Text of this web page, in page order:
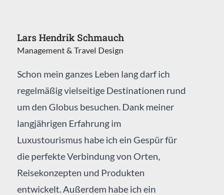
Lars Hendrik Schmauch
Management & Travel Design
Schon mein ganzes Leben lang darf ich
regelmäßig vielseitige Destinationen rund
um den Globus besuchen. Dank meiner
langjährigen Erfahrung im
Luxustourismus habe ich ein Gespür für
die perfekte Verbindung von Orten,
Reisekonzepten und Produkten
entwickelt. Außerdem habe ich ein